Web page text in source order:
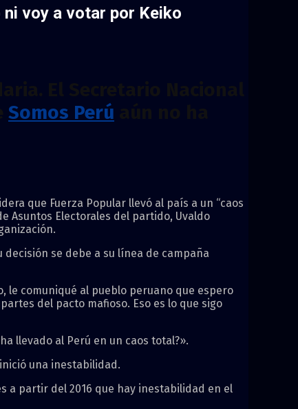
voy a votar por Keiko
Somos Perú
que Fuerza Popular llevó al país a un “caos
Asuntos Electorales del partido, Uvaldo
se debe a su línea de campaña
le comuniqué al pueblo peruano que espero
del pacto mafioso. Eso es lo que sigo
llevado al Perú en un caos total?».
una inestabilidad.
a partir del 2016 que hay inestabilidad en el